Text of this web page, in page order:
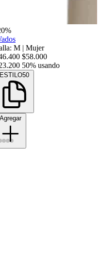
M | Mujer
$58.000
50% usando
ESTILO50
Agregar